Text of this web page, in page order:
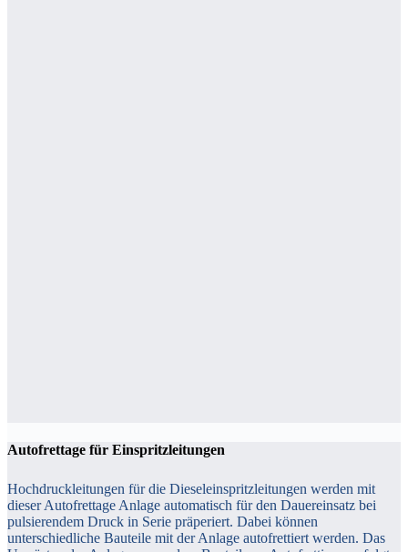
Autofrettage für Einspritzleitungen
Hochdruckleitungen für die Dieseleinspritzleitungen werden mit
dieser Autofrettage Anlage automatisch für den Dauereinsatz bei
pulsierendem Druck in Serie präperiert. Dabei können
unterschiedliche Bauteile mit der Anlage autofrettiert werden. Das